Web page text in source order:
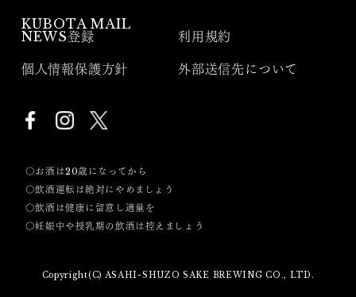
KUBOTA MAIL
NEWS登録
利用規約
個人情報保護方針 外部送信先について
〇お酒は20歳になってから
〇飲酒運転は絶対にやめましょう
〇飲酒は健康に留意し適量を
〇妊娠中や授乳期の飲酒は控えましょう
Copyright(C) ASAHI-SHUZO SAKE BREWING CO., LTD.